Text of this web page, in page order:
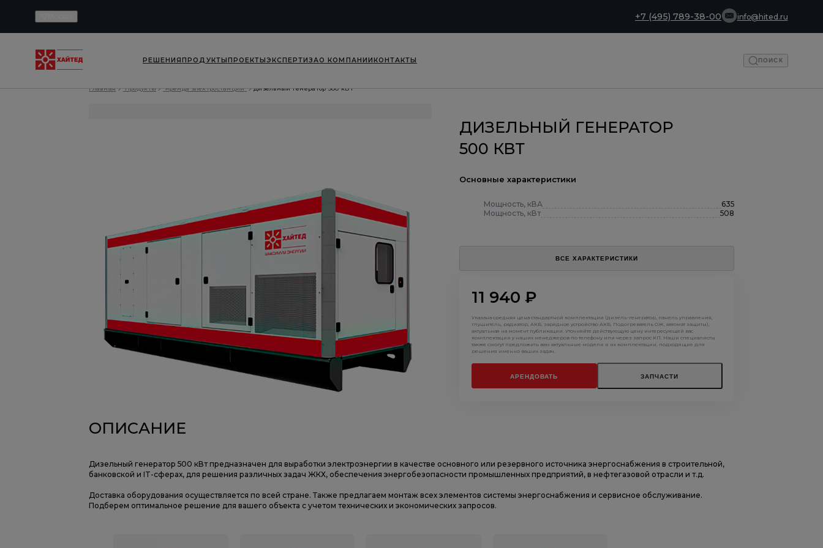
+7 (495) 789-38-00 info@hited.ru
РЕШЕНИЯ ПРОДУКТЫ ПРОЕКТЫ ЭКСПЕРТИЗАО КОМПАНИИ КОНТАКТЫ ПОИСК
Главная Продукты Аренда электростанций Дизельный генератор 500 кВт
ДИЗЕЛЬНЫЙ ГЕНЕРАТОР
500 КВТ
Основные характеристики
Мощность, кВА
635
Мощность, кВт
508
ВСЕ ХАРАКТЕРИСТИКИ
11 940 ₽
Указана средняя цена стандартной комплектации (дизель-генератор, панель управления,
глушитель, радиатор, АКБ, зарядное устройство АКБ, Подогреватель ОЖ, автомат защиты),
актуальная на момент публикации. Уточняйте действующую цену интересующей вас
комплектации у наших менеджеров по телефону или через запрос КП. Наши специалисты
также смогут предложить вам актуальные модели и их комплектации, подходящие для
решения именно ваших задач.
АРЕНДОВАТЬ ЗАПЧАСТИ
ОПИСАНИЕ
Дизельный генератор 500 кВт предназначен для выработки электроэнергии в качестве основного или резервного источника энергоснабжения в строительной,
банковской и IT-сферах, для решения различных задач ЖКХ, обеспечения энергобезопасности промышленных предприятий, в нефтегазовой отрасли и т.д.
Доставка оборудования осуществляется по всей стране. Также предлагаем монтаж всех элементов системы энергоснабжения и сервисное обслуживание.
Подберем оптимальное решение для вашего объекта с учетом технических и экономических запросов.